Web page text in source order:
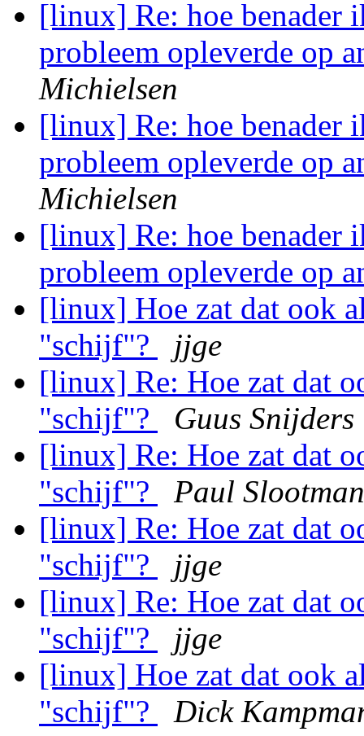
[linux] Re: hoe benader
probleem opleverde op
Michielsen
[linux] Re: hoe benader
probleem opleverde op
Michielsen
[linux] Re: hoe benader
probleem opleverde op
[linux] Hoe zat dat ook
"schijf"?
jjge
[linux] Re: Hoe zat dat
"schijf"?
Guus Snijders
[linux] Re: Hoe zat dat
"schijf"?
Paul Slootman
[linux] Re: Hoe zat dat
"schijf"?
jjge
[linux] Re: Hoe zat dat
"schijf"?
jjge
[linux] Hoe zat dat ook
"schijf"?
Dick